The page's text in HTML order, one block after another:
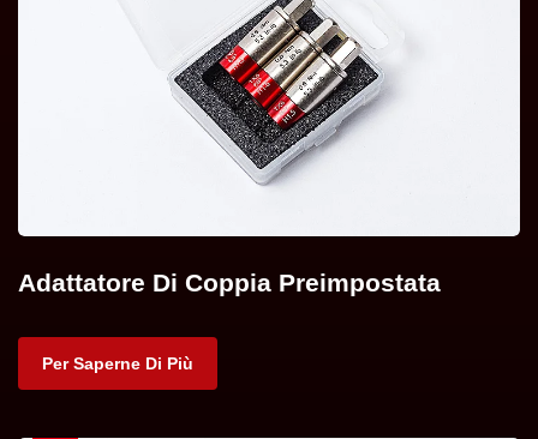
Adattatore Di Coppia Preimpostata
Per Saperne Di Più